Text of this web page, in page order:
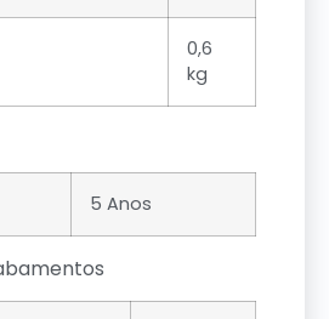
0,6
kg
5 Anos